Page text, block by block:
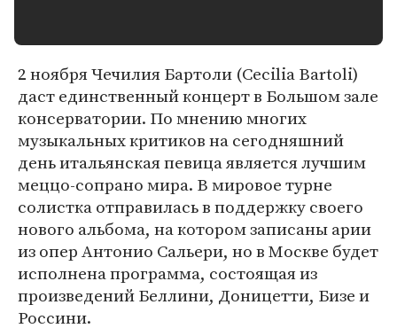
2 ноября Чечилия Бартоли (Cecilia Bartoli)
даст единственный концерт в Большом зале
консерватории. По мнению многих
музыкальных критиков на сегодняшний
день итальянская певица является лучшим
меццо-сопрано мира. В мировое турне
солистка отправилась в поддержку своего
нового альбома, на котором записаны арии
из опер Антонио Сальери, но в Москве будет
исполнена программа, состоящая из
произведений Беллини, Доницетти, Бизе и
Россини.